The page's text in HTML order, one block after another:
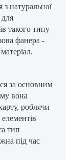
з натуральної
такого типу
фанера -
за основним
вона
роблячи
тип
під час